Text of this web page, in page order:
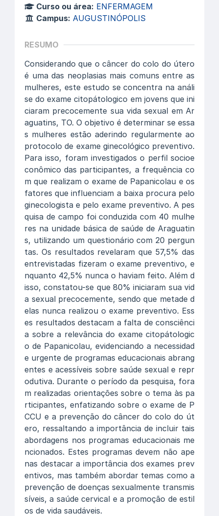
Curso ou área: ENFERMAGEM
Campus: AUGUSTINÓPOLIS
RESUMO
Considerando que o câncer do colo do útero
é uma das neoplasias mais comuns entre as
mulheres, este estudo se concentra na análi
se do exame citopátologico em jovens que ini
ciaram precocemente sua vida sexual em Ar
aguatins, TO. O objetivo é determinar se essa
s mulheres estão aderindo regularmente ao
protocolo de exame ginecológico preventivo.
Para isso, foram investigados o perfil socioe
conômico das participantes, a frequência co
m que realizam o exame de Papanicolau e os
fatores que influenciam a baixa procura pelo
ginecologista e pelo exame preventivo. A pes
quisa de campo foi conduzida com 40 mulhe
res na unidade básica de saúde de Araguatin
s, utilizando um questionário com 20 pergun
tas. Os resultados revelaram que 57,5% das
entrevistadas fizeram o exame preventivo, e
nquanto 42,5% nunca o haviam feito. Além d
isso, constatou-se que 80% iniciaram sua vid
a sexual precocemente, sendo que metade d
elas nunca realizou o exame preventivo. Ess
es resultados destacam a falta de consciênci
a sobre a relevância do exame citopátologic
o de Papanicolau, evidenciando a necessidad
e urgente de programas educacionais abrang
entes e acessíveis sobre saúde sexual e repr
odutiva. Durante o período da pesquisa, fora
m realizadas orientações sobre o tema às pa
rticipantes, enfatizando sobre o exame de P
CCU e a prevenção do câncer do colo do út
ero, ressaltando a importância de incluir tais
abordagens nos programas educacionais me
ncionados. Estes programas devem não ape
nas destacar a importância dos exames prev
entivos, mas também abordar temas como a
prevenção de doenças sexualmente transmis
síveis, a saúde cervical e a promoção de estil
os de vida saudáveis.